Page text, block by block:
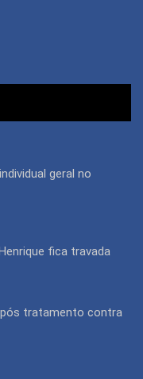
geral no
fica travada
tratamento contra